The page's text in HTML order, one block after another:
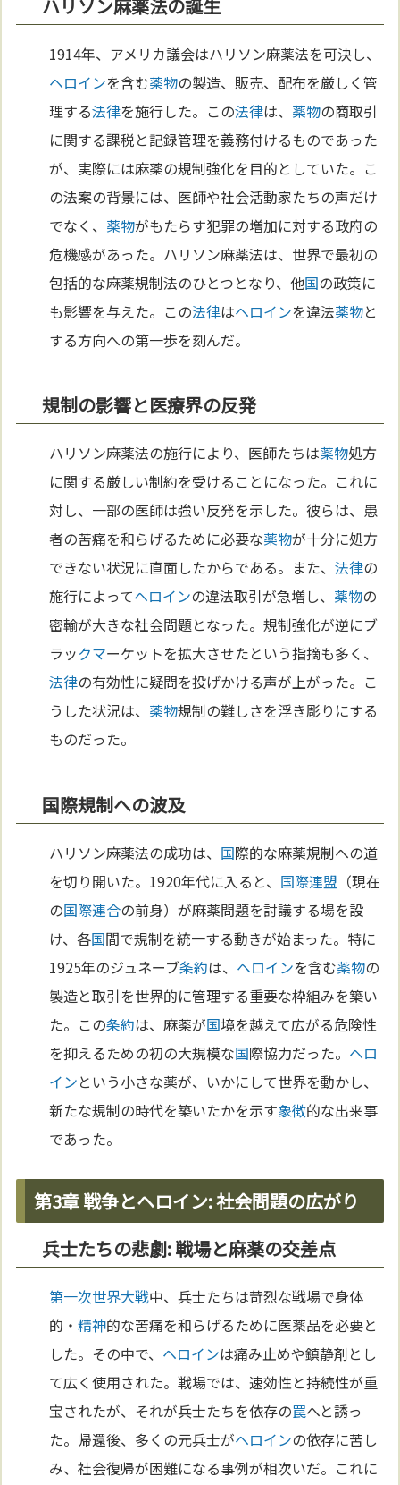
ハリソン麻薬法の誕生
1914年、アメリカ議会はハリソン麻薬法を可決し、
ヘロインを含む薬物の製造、販売、配布を厳しく管
理する法律を施行した。この法律は、 薬物の商取引
に関する課税と記録管理を義務付けるものであった
が、実際には麻薬の規制強化を目的としていた。こ
の法案の背景には、医師や社会活動家たちの声だけ
でなく、 薬物がもたらす犯罪の増加に対する政府の
危機感があった。ハリソン麻薬法は、世界で最初の
包括的な麻薬規制法のひとつとなり、他国の政策に
も影響を与えた。この法律はヘロインを違法薬物と
する方向への第一歩を刻んだ。
規制の影響と医療界の反発
ハリソン麻薬法の施行により、医師たちは薬物処方
に関する厳しい制約を受けることになった。これに
対し、一部の医師は強い反発を示した。彼らは、患
者の苦痛を和らげるために必要な薬物が十分に処方
できない状況に直面したからである。また、法律の
施行によってヘロインの違法取引が急増し、 薬物の
密輸が大きな社会問題となった。規制強化が逆にブ
ラックマーケットを拡大させたという指摘も多く、
法律の有効性に疑問を投げかける声が上がった。こ
うした状況は、 薬物規制の難しさを浮き彫りにする
ものだった。
国際規制への波及
ハリソン麻薬法の成功は、 国際的な麻薬規制への道
を切り開いた。1920年代に入ると、 国際連盟 （現在
の国際連合の前身）が麻薬問題を討議する場を設
け、各国間で規制を統一する動きが始まった。特に
1925年のジュネーブ条約は、 ヘロインを含む薬物の
製造と取引を世界的に管理する重要な枠組みを築い
た。この条約は、麻薬が国境を越えて広がる危険性
を抑えるための初の大規模な国際協力だった。 ヘロ
インという小さな薬が、いかにして世界を動かし、
新たな規制の時代を築いたかを示す象徴的な出来事
であった。
第3章 戦争とヘロイン: 社会問題の広がり
兵士たちの悲劇: 戦場と麻薬の交差点
第一次世界大戦中、兵士たちは苛烈な戦場で身体
的・精神的な苦痛を和らげるために医薬品を必要と
した。その中で、 ヘロインは痛み止めや鎮静剤とし
て広く使用された。戦場では、速効性と持続性が重
宝されたが、それが兵士たちを依存の罠へと誘っ
た。帰還後、多くの元兵士がヘロインの依存に苦し
み、社会復帰が困難になる事例が相次いだ。これに